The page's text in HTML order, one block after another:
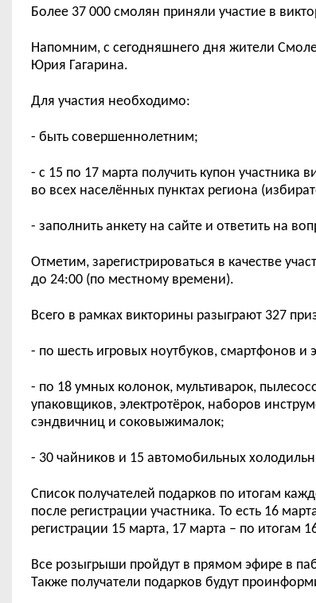
Более 37 000 смолян приняли участие в
Напомним, с сегодняшнего дня жители
Юрия Гагарина.
Для участия необходимо:
- быть совершеннолетним;
- с 15 по 17 марта получить купон
во всех населённых пунктах региона (
- заполнить анкету на сайте и ответить на
Отметим, зарегистрироваться в качестве
до 24:00 (по местному времени).
Всего в рамках викторины разыграют 327
- по шесть игровых ноутбуков, смартфонов и
- по 18 умных колонок, мультиварок,
упаковщиков, электротёрок, наборов
сэндвичниц и соковыжималок;
- 30 чайников и 15 автомобильных
Список получателей подарков по итогам
после регистрации участника. То есть 16
регистрации 15 марта, 17 марта – по итогам
Все розыгрыши пройдут в прямом эфире в
Также получатели подарков будут